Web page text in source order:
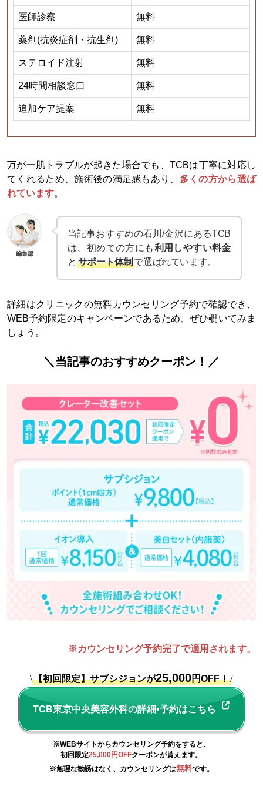
医師診察 無料​
薬剤(抗炎症剤・抗生剤) 無料​
ステロイド注射 無料​
24時間相談窓口 無料​
追加ケア提案 無料​
万が一肌トラブルが起きた場合でも、TCBは丁寧に対応し
てくれるため、施術後の満足感もあり、 多くの方から選ば
れています。
編集部
当記事おすすめの石川/金沢にあるTCB
は、初めての方にも利用しやすい料金
と サポート体制で選ばれています。
詳細はクリニックの無料カウンセリング予約で確認でき、
WEB予約限定のキャンペーンであるため、ぜひ覗いてみま
しょう。
＼当記事のおすすめクーポン！／
※カウンセリング予約完了で適用されます。
\【初回限定】サブシジョンが25,000円OFF！/
TCB東京中央美容外科の詳細•予約はこちら
※WEBサイトからカウンセリング予約をすると、
初回限定25,000円OFFクーポンが貰えます。
※無理な勧誘はなく、カウンセリングは無料です。